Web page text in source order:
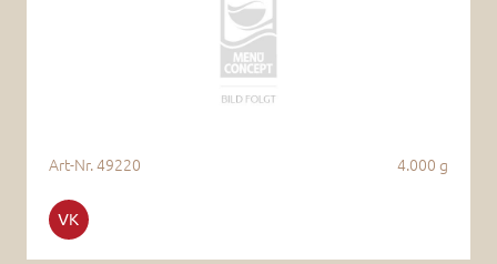
4.000 g
Art-Nr.49220